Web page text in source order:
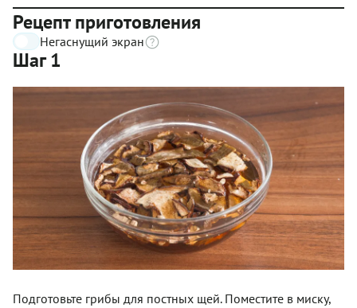
Рецепт приготовления
Негаснущий экран
Шаг 1
Подготовьте грибы для постных щей. Поместите в миску,